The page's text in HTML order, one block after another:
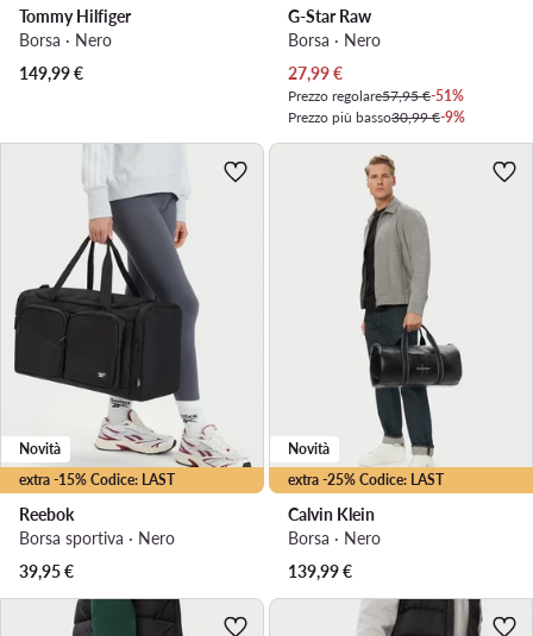
Tommy Hilfiger
Borsa · Nero
149,99€
G-Star Raw
Borsa · Nero
Prezzo attuale
27,99€
Prezzo regolare57,95 €-51%
Prezzo più basso30,99 €-9%
extra -15% Codice: LAST
Novità
Reebok
Borsa sportiva · Nero
39,95€
extra -25% Codice: LAST
Novità
Calvin Klein
Borsa · Nero
139,99€